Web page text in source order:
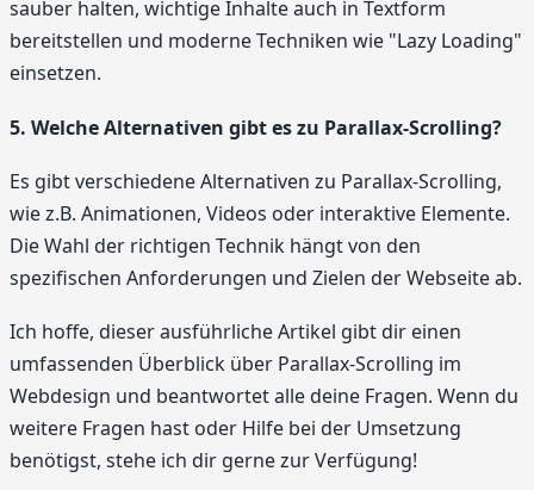
sauber halten, wichtige Inhalte auch in Textform
bereitstellen und moderne Techniken wie "Lazy Loading"
einsetzen.
5. Welche Alternativen gibt es zu Parallax-Scrolling?
Es gibt verschiedene Alternativen zu Parallax-Scrolling,
wie z.B. Animationen, Videos oder interaktive Elemente.
Die Wahl der richtigen Technik hängt von den
spezifischen Anforderungen und Zielen der Webseite ab.
Ich hoffe, dieser ausführliche Artikel gibt dir einen
umfassenden Überblick über Parallax-Scrolling im
Webdesign und beantwortet alle deine Fragen. Wenn du
weitere Fragen hast oder Hilfe bei der Umsetzung
benötigst, stehe ich dir gerne zur Verfügung!